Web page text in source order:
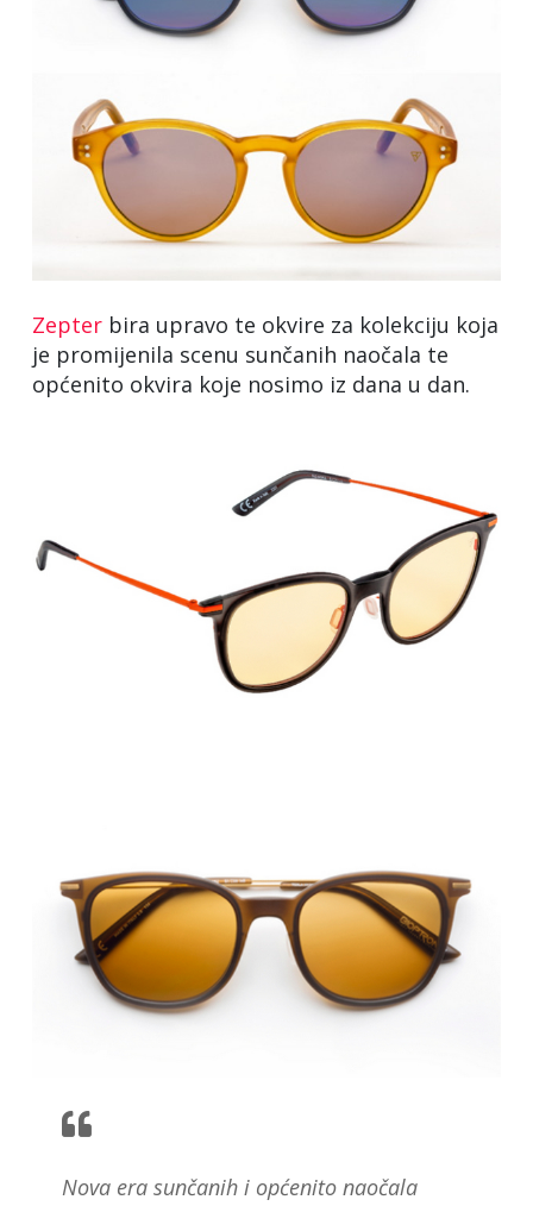
Zepter bira upravo te okvire za kolekciju koja
je promijenila scenu sunčanih naočala te
općenito okvira koje nosimo iz dana u dan.
Nova era sunčanih i općenito naočala